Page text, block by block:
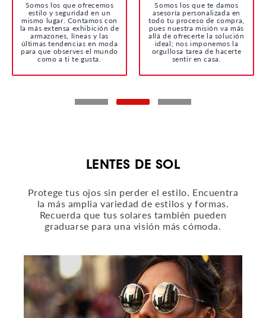
Somos los que ofrecemos
estilo y seguridad en un
mismo lugar. Contamos con
la más extensa exhibición de
armazones, líneas y las
últimas tendencias en moda
para que observes el mundo
como a ti te gusta.
Somos los que te damos
asesoría personalizada en
todo tu proceso de compra,
pues nuestra misión va más
allá de ofrecerte la solución
ideal; nos imponemos la
orgullosa tarea de hacerte
sentir en casa.
LENTES DE SOL
Protege tus ojos sin perder el estilo. Encuentra
la más amplia variedad de estilos y formas.
Recuerda que tus solares también pueden
graduarse para una visión más cómoda.